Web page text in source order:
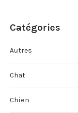
Catégories
Autres
Chat
Chien